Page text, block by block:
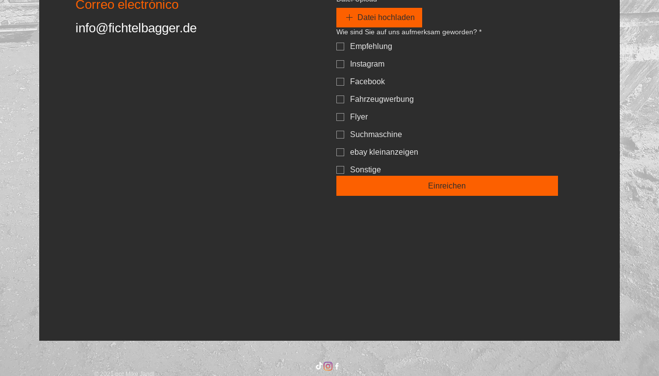
Correo electrónico
info@fichtelbagger.de
Datei hochladen
Wie sind Sie auf uns aufmerksam geworden? *
Empfehlung
Instagram
Facebook
Fahrzeugwerbung
Flyer
Suchmaschine
ebay kleinanzeigen
Sonstige
Einreichen
© 2021 por Mike Jandl